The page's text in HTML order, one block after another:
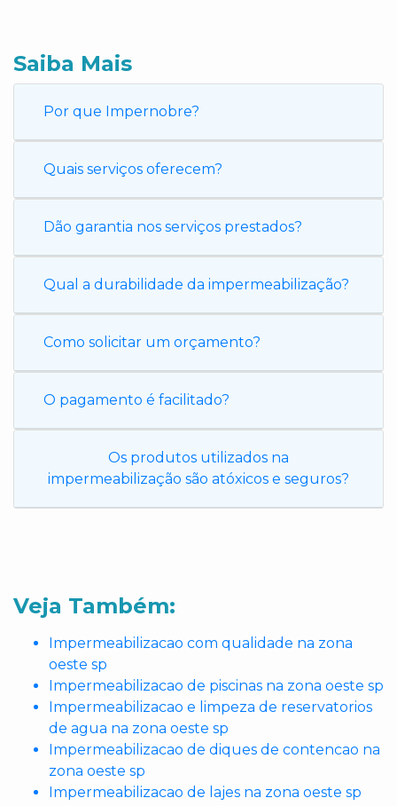
Saiba Mais
Por que Impernobre?
Quais serviços oferecem?
Dão garantia nos serviços prestados?
Qual a durabilidade da impermeabilização?
Como solicitar um orçamento?
O pagamento é facilitado?
Os produtos utilizados na
impermeabilização são atóxicos e seguros?
Veja Também:
Impermeabilizacao com qualidade na zona
oeste sp
Impermeabilizacao de piscinas na zona oeste sp
Impermeabilizacao e limpeza de reservatorios
de agua na zona oeste sp
Impermeabilizacao de diques de contencao na
zona oeste sp
Impermeabilizacao de lajes na zona oeste sp